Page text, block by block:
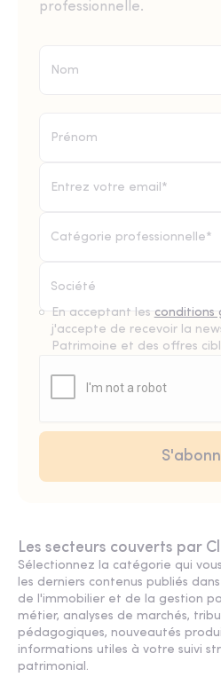
professionnelle.
Catégorie professionnelle*
En acceptant les conditions
j'accepte de recevoir la
Patrimoine et des offres
Les secteurs couverts par
Sélectionnez la catégorie qui
les derniers contenus publiés
de l'immobilier et de la gestion
métier, analyses de marchés,
pédagogiques, nouveautés
informations utiles à votre suivi
patrimonial.